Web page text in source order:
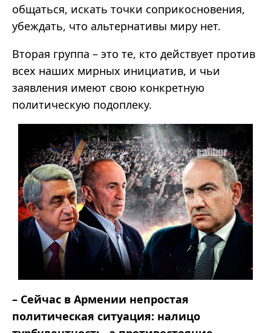
общаться, искать точки соприкосновения,
убеждать, что альтернативы миру нет.
Вторая группа – это те, кто действует против
всех наших мирных инициатив, и чьи
заявления имеют свою конкретную
политическую подоплеку.
– Сейчас в Армении непростая
политическая ситуация: налицо